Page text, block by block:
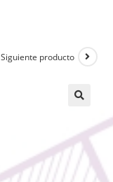
Siguiente producto